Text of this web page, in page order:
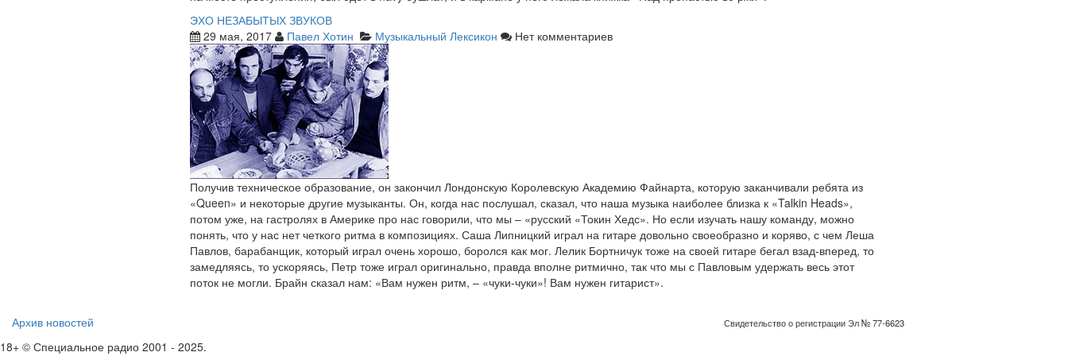
ЭХО НЕЗАБЫТЫХ ЗВУКОВ
29 мая, 2017
Павел Хотин Музыкальный Лексикон Нет комментариев
Получив техническое образование, он закончил Лондонскую Королевскую Академию Файнарта, которую заканчивали ребята из
«Queen» и некоторые другие музыканты. Он, когда нас послушал, сказал, что наша музыка наиболее близка к «Talkin Heads»,
потом уже, на гастролях в Америке про нас говорили, что мы – «русский «Токин Хедс». Но если изучать нашу команду, можно
понять, что у нас нет четкого ритма в композициях. Саша Липницкий играл на гитаре довольно своеобразно и коряво, с чем Леша
Павлов, барабанщик, который играл очень хорошо, боролся как мог. Лелик Бортничук тоже на своей гитаре бегал взад-вперед, то
замедляясь, то ускоряясь, Петр тоже играл оригинально, правда вполне ритмично, так что мы с Павловым удержать весь этот
поток не могли. Брайн сказал нам: «Вам нужен ритм, – «чуки-чуки»! Вам нужен гитарист».
Архив новостей Свидетельство о регистрации Эл № 77-6623
18+ © Специальное радио 2001 - 2025.